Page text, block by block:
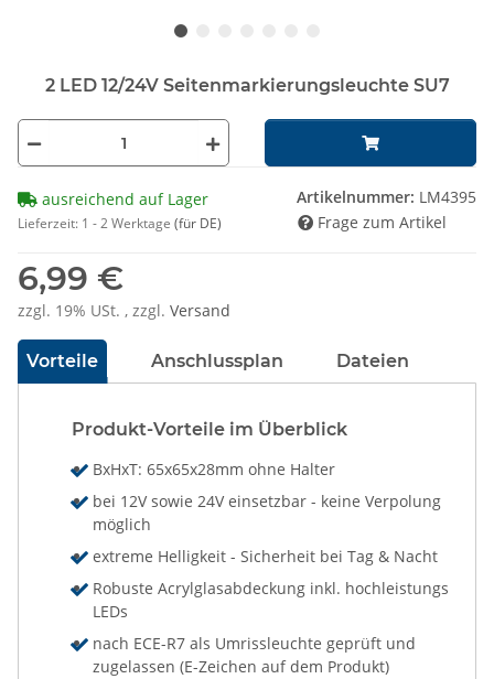
2 LED 12/24V Seitenmarkierungsleuchte SU7
6,99 €
zzgl. 19% USt. , zzgl. Versand
Vorteile Anschlussplan Dateien
Produkt-Vorteile im Überblick
BxHxT: 65x65x28mm ohne Halter
bei 12V sowie 24V einsetzbar - keine Verpolung
möglich
extreme Helligkeit - Sicherheit bei Tag & Nacht
Robuste Acrylglasabdeckung inkl. hochleistungs
LEDs
nach ECE-R7 als Umrissleuchte geprüft und
zugelassen (E-Zeichen auf dem Produkt)
ausreichend auf Lager
Lieferzeit: 1 - 2 Werktage (für DE)
Artikelnummer: LM4395
Frage zum Artikel